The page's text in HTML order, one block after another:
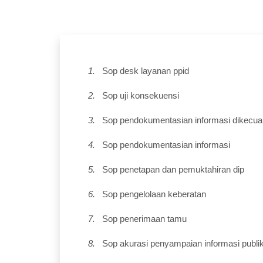
1. Sop desk layanan ppid
2. Sop uji konsekuensi
3. Sop pendokumentasian informasi
4. Sop pendokumentasian informasi
5. Sop penetapan dan pemuktahiran dip
6. Sop pengelolaan keberatan
7. Sop penerimaan tamu
8. Sop akurasi penyampaian informasi publik